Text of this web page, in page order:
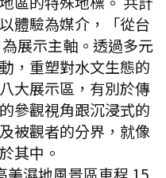
體驗為媒介，「從台
展示主軸。透過多元
，重塑對水文生態的
大展示區，有別於傳
參觀視角跟沉浸式的
被觀者的分界，就像
其中。
美濕地風景區車程 15